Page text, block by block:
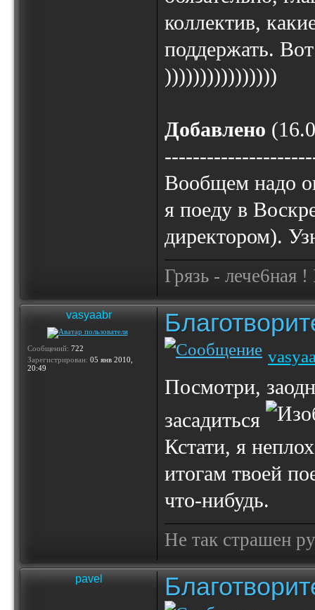
коллектив,
поддержать.
))))))))))))))))
Добавлено
Вообщем надо
я поеду в
директором).
Грязь - лече6ная
vasyaabr
Сообщений: 722
Зарегистрирован: 05 янв 2010,
20:49
Посмотри,
засадиться
Кстати, я
итогам твоей
что-нибудь.
Не так страшен
pavel